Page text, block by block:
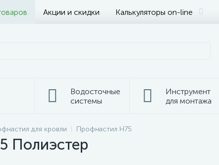
Акции и скидки Калькуляторы on-line
Водосточные
системы
Инструмент
для монтажа
для кровли Профнастил H75
Полиэстер